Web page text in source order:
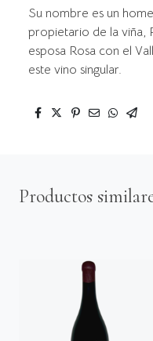
Su nombre es un
propietario de la viña,
esposa Rosa con el
este vino singular.
Productos